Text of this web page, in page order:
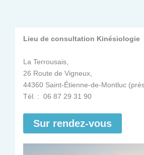
Lieu de consultation Kinésiologie
La Terrousais,
26 Route de Vigneux,
44360 Saint-Étienne-de-Montluc
Tél. : 06 87 29 31 90
Sur rendez-vous